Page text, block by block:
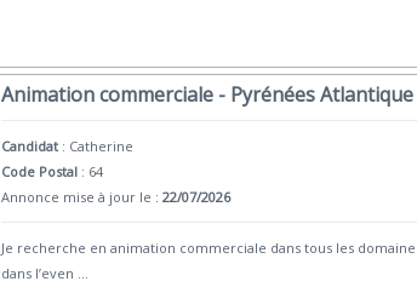
Animation commerciale - Pyrénées Atlantique
Candidat : Catherine
Code Postal : 64
Annonce mise à jour le :22/07/2026
Je recherche en animation commerciale dans tous les
dans l’even ...